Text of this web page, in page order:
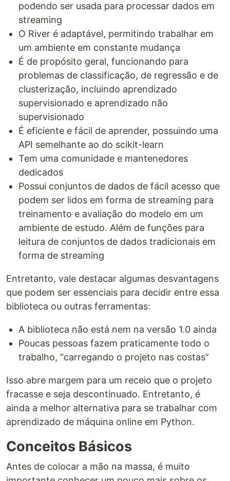
podendo ser usada para processar dados em
streaming
O River é adaptável, permitindo trabalhar em
um ambiente em constante mudança
É de propósito geral, funcionando para
problemas de classificação, de regressão e de
clusterização, incluindo aprendizado
supervisionado e aprendizado não
supervisionado
É eficiente e fácil de aprender, possuindo uma
API semelhante ao do scikit-learn
Tem uma comunidade e mantenedores
dedicados
Possui conjuntos de dados de fácil acesso que
podem ser lidos em forma de streaming para
treinamento e avaliação do modelo em um
ambiente de estudo. Além de funções para
leitura de conjuntos de dados tradicionais em
forma de streaming
Entretanto, vale destacar algumas desvantagens
que podem ser essenciais para decidir entre essa
biblioteca ou outras ferramentas:
A biblioteca não está nem na versão 1.0 ainda
Poucas pessoas fazem praticamente todo o
trabalho, “carregando o projeto nas costas”
Isso abre margem para um receio que o projeto
fracasse e seja descontinuado. Entretanto, é
ainda a melhor alternativa para se trabalhar com
aprendizado de máquina online em Python.
Conceitos Básicos
Antes de colocar a mão na massa, é muito